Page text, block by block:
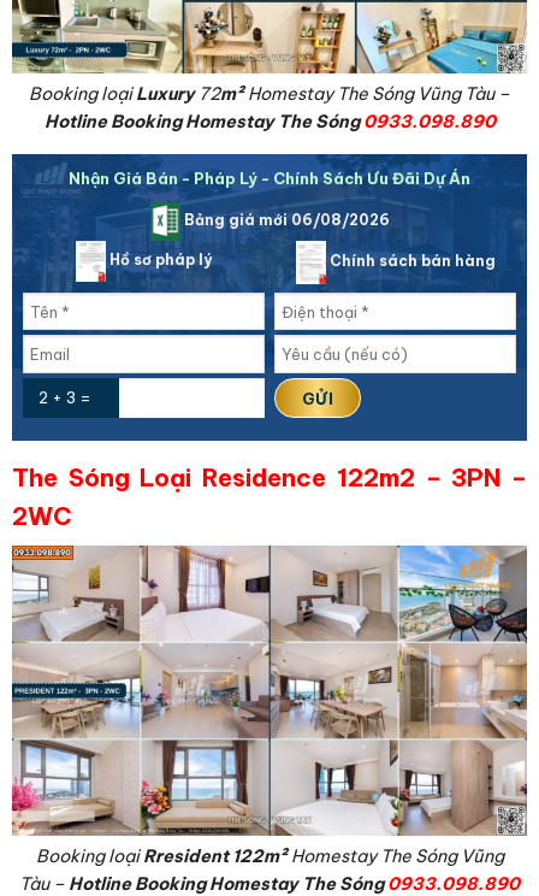
Booking loạiLuxury72m²Homestay The Sóng Vũng Tàu –
Hotline Booking Homestay The Sóng0933.098.890
Nhận Giá Bán - Pháp Lý - Chính Sách Ưu Đãi Dự Án
Bảng giá mới 06/08/2026
Hồ sơ pháp lý Chính sách bán hàng
2 + 3 =
The Sóng Loại Residence 122m2 – 3PN –
2WC
Booking loạiRresident 122m²Homestay The Sóng Vũng
Tàu – Hotline Booking Homestay The Sóng0933.098.890